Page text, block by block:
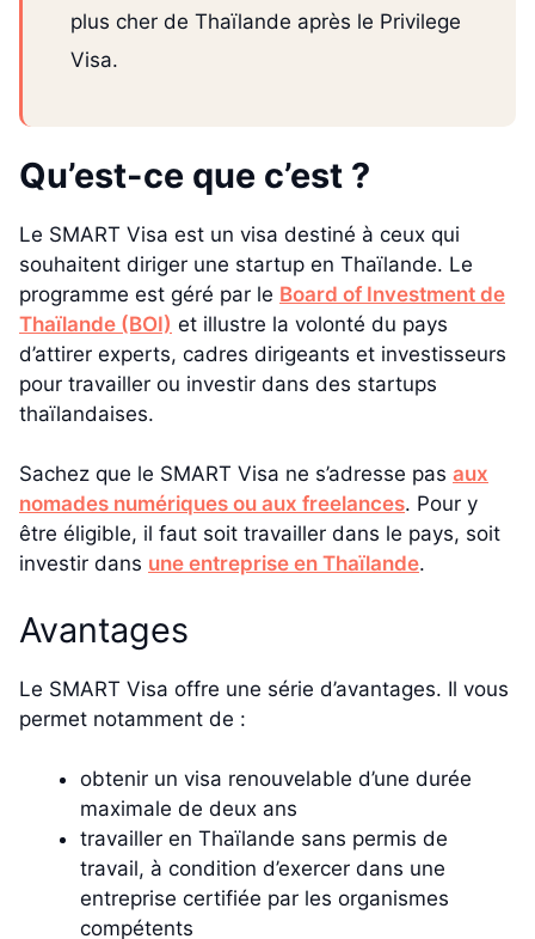
plus cher de Thaïlande après le Privilege
Visa.
Qu’est-ce que c’est ?
Le SMART Visa est un visa destiné à ceux qui
souhaitent diriger une startup en Thaïlande. Le
programme est géré par le Board of Investment de
Thaïlande (BOI) et illustre la volonté du pays
d’attirer experts, cadres dirigeants et investisseurs
pour travailler ou investir dans des startups
thaïlandaises.
Sachez que le SMART Visa ne s’adresse pas aux
nomades numériques ou aux freelances. Pour y
être éligible, il faut soit travailler dans le pays, soit
investir dans une entreprise en Thaïlande.
Avantages
Le SMART Visa offre une série d’avantages. Il vous
permet notamment de :
obtenir un visa renouvelable d’une durée
maximale de deux ans
travailler en Thaïlande sans permis de
travail, à condition d’exercer dans une
entreprise certifiée par les organismes
compétents